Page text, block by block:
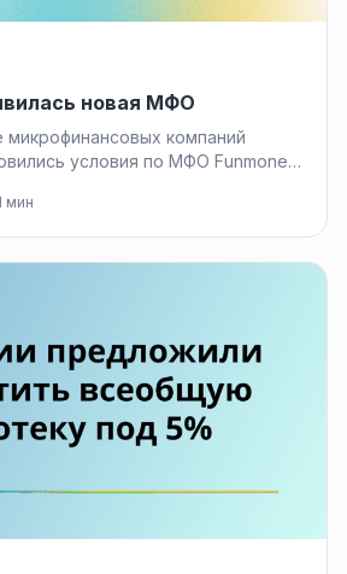
новая МФО
микрофинансовых компаний
условия по МФО Funmoney.
мин